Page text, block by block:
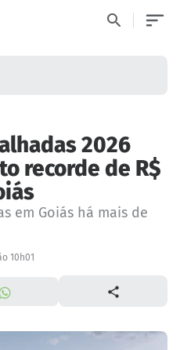
2026
recorde de R$
em Goiás há mais de
10h01